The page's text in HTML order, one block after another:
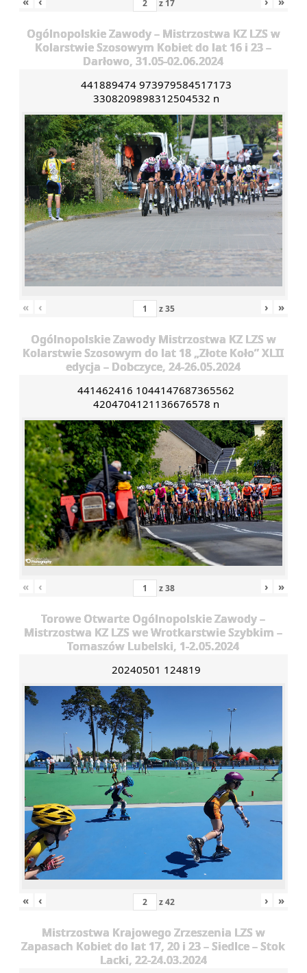
z 17
Ogólnopolskie Zawody – Mistrzostwa KZ LZS w
Kolarstwie Szosowym Kobiet do lat 16 i 23 –
Darłowo, 31.05-02.06.2024
441889474 973979584517173
3308209898312504532 n
« ‹ z35 › »
Ogólnopolskie Zawody Mistrzostwa KZ LZS w
Kolarstwie Szosowym do lat 18 „Złote Koło” XLII
edycja – Dobczyce, 24-26.05.2024
441462416 1044147687365562
4204704121136676578 n
« ‹ z38 › »
Torowe Otwarte Ogólnopolskie Zawody –
Mistrzostwa KZ LZS we Wrotkarstwie Szybkim –
Tomaszów Lubelski, 1-2.05.2024
20240501 124819
« ‹ z42 › »
Mistrzostwa Krajowego Zrzeszenia LZS w
Zapasach Kobiet do lat 17, 20 i 23 – Siedlce – Stok
Lacki, 22-24.03.2024